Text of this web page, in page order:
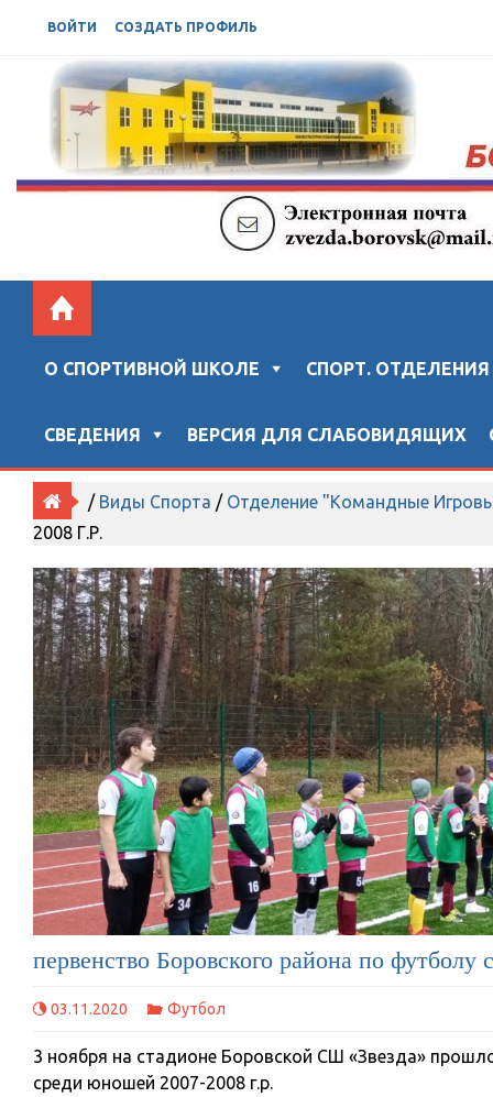
ВОЙТИ СОЗДАТЬ ПРОФИЛЬ
БОРОВСКАЯ СШ "ЗВЕЗДА"
Официальный сайт "Боровской спортивной школы
О СПОРТИВНОЙ ШКОЛЕ СПОРТ. ОТДЕЛЕНИЯ
СВЕДЕНИЯ ВЕРСИЯ ДЛЯ СЛАБОВИДЯЩИХ
/ Виды Спорта / Отделение "Командные
2008 Г.р.
первенство Боровского района по
03.11.2020 Футбол
3 ноября на стадионе Боровской СШ «Звезда»
среди юношей 2007-2008 г.р.